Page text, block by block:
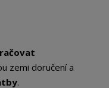
zemi doručení a
.